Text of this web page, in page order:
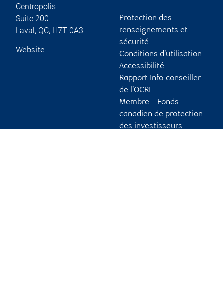
Centropolis
Suite 200
Laval, QC, H7T 0A3
Website
Protection des
renseignements et
sécurité
Conditions d’utilisation
Accessibilité
Rapport Info-conseiller
de l’OCRI
Membre – Fonds
canadien de protection
des investisseurs